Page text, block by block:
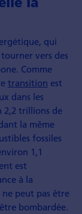
qui
vers des
Comme
transition est
dans les
2,2 trillions de
la même
fossiles
1,1
est
à la
peut pas être
bombardée.